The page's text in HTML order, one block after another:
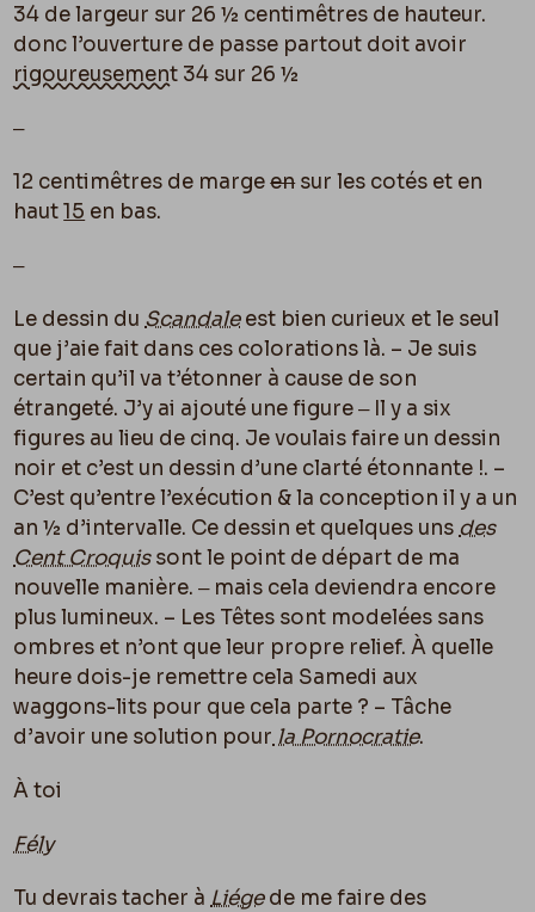
34 de largeur sur 26 ½ centimêtres de hauteur.
donc l’ouverture de passe partout doit avoir
rigoureusement 34 sur 26 ½
‒
12 centimêtres de margeensur les cotés et en
haut15 en bas.
‒
Le dessin du Scandaleest bien curieux et le seul
que j’aie fait dans ces colorations là. – Je suis
certain qu’il va t’étonner à cause de son
étrangeté. J’y ai ajouté une figure ‒ Il y a six
figures au lieu de cinq. Je voulais faire un dessin
noir et c’est un dessin d’une clarté étonnante !. –
C’est qu’entre l’exécution & la conception il y a un
an ½ d’intervalle. Ce dessin et quelques uns des
Cent Croquissont le point de départ de ma
nouvelle manière. ‒ mais cela deviendra encore
plus lumineux. – Les Têtes sont modelées sans
ombres et n’ont que leur propre relief. À quelle
heure dois-je remettre cela Samedi aux
waggons-lits pour que cela parte ? – Tâche
d’avoir une solution pour la Pornocratie.
À toi
Fély
Tu devrais tacher à Liégede me faire des